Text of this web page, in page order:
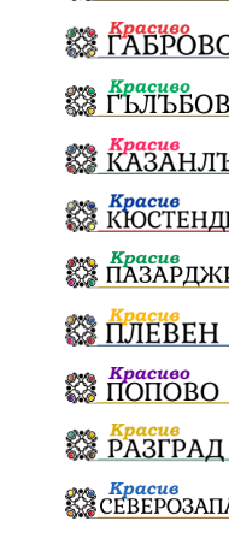
обществена поръчка
престъпление
почит Актуално
Конституционен съд
Радослав Ревански
ИвелинМихайлов
Социална политика
Сигурност
културно наследство